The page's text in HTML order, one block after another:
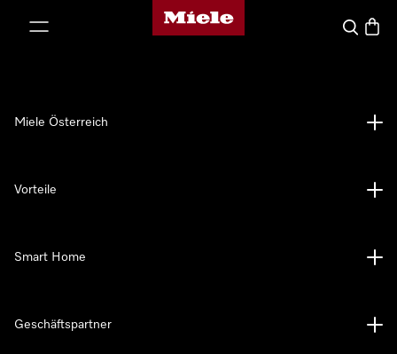
Miele-Homepage
Suche
Miele Österreich
Vorteile
Smart Home
Geschäftspartner